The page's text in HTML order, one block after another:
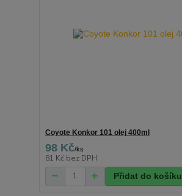
Coyote Konkor 101 olej 400ml
98 Kč/ks
81 Kč bez DPH
Přidat do košíku